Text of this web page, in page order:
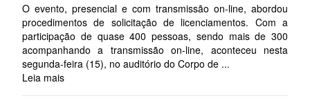
O evento, presencial e com transmissão on-line, abordou
procedimentos de solicitação de licenciamentos. Com a
participação de quase 400 pessoas, sendo mais de 300
acompanhando a transmissão on-line, aconteceu nesta
segunda-feira (15), no auditório do Corpo de ...
Leia mais